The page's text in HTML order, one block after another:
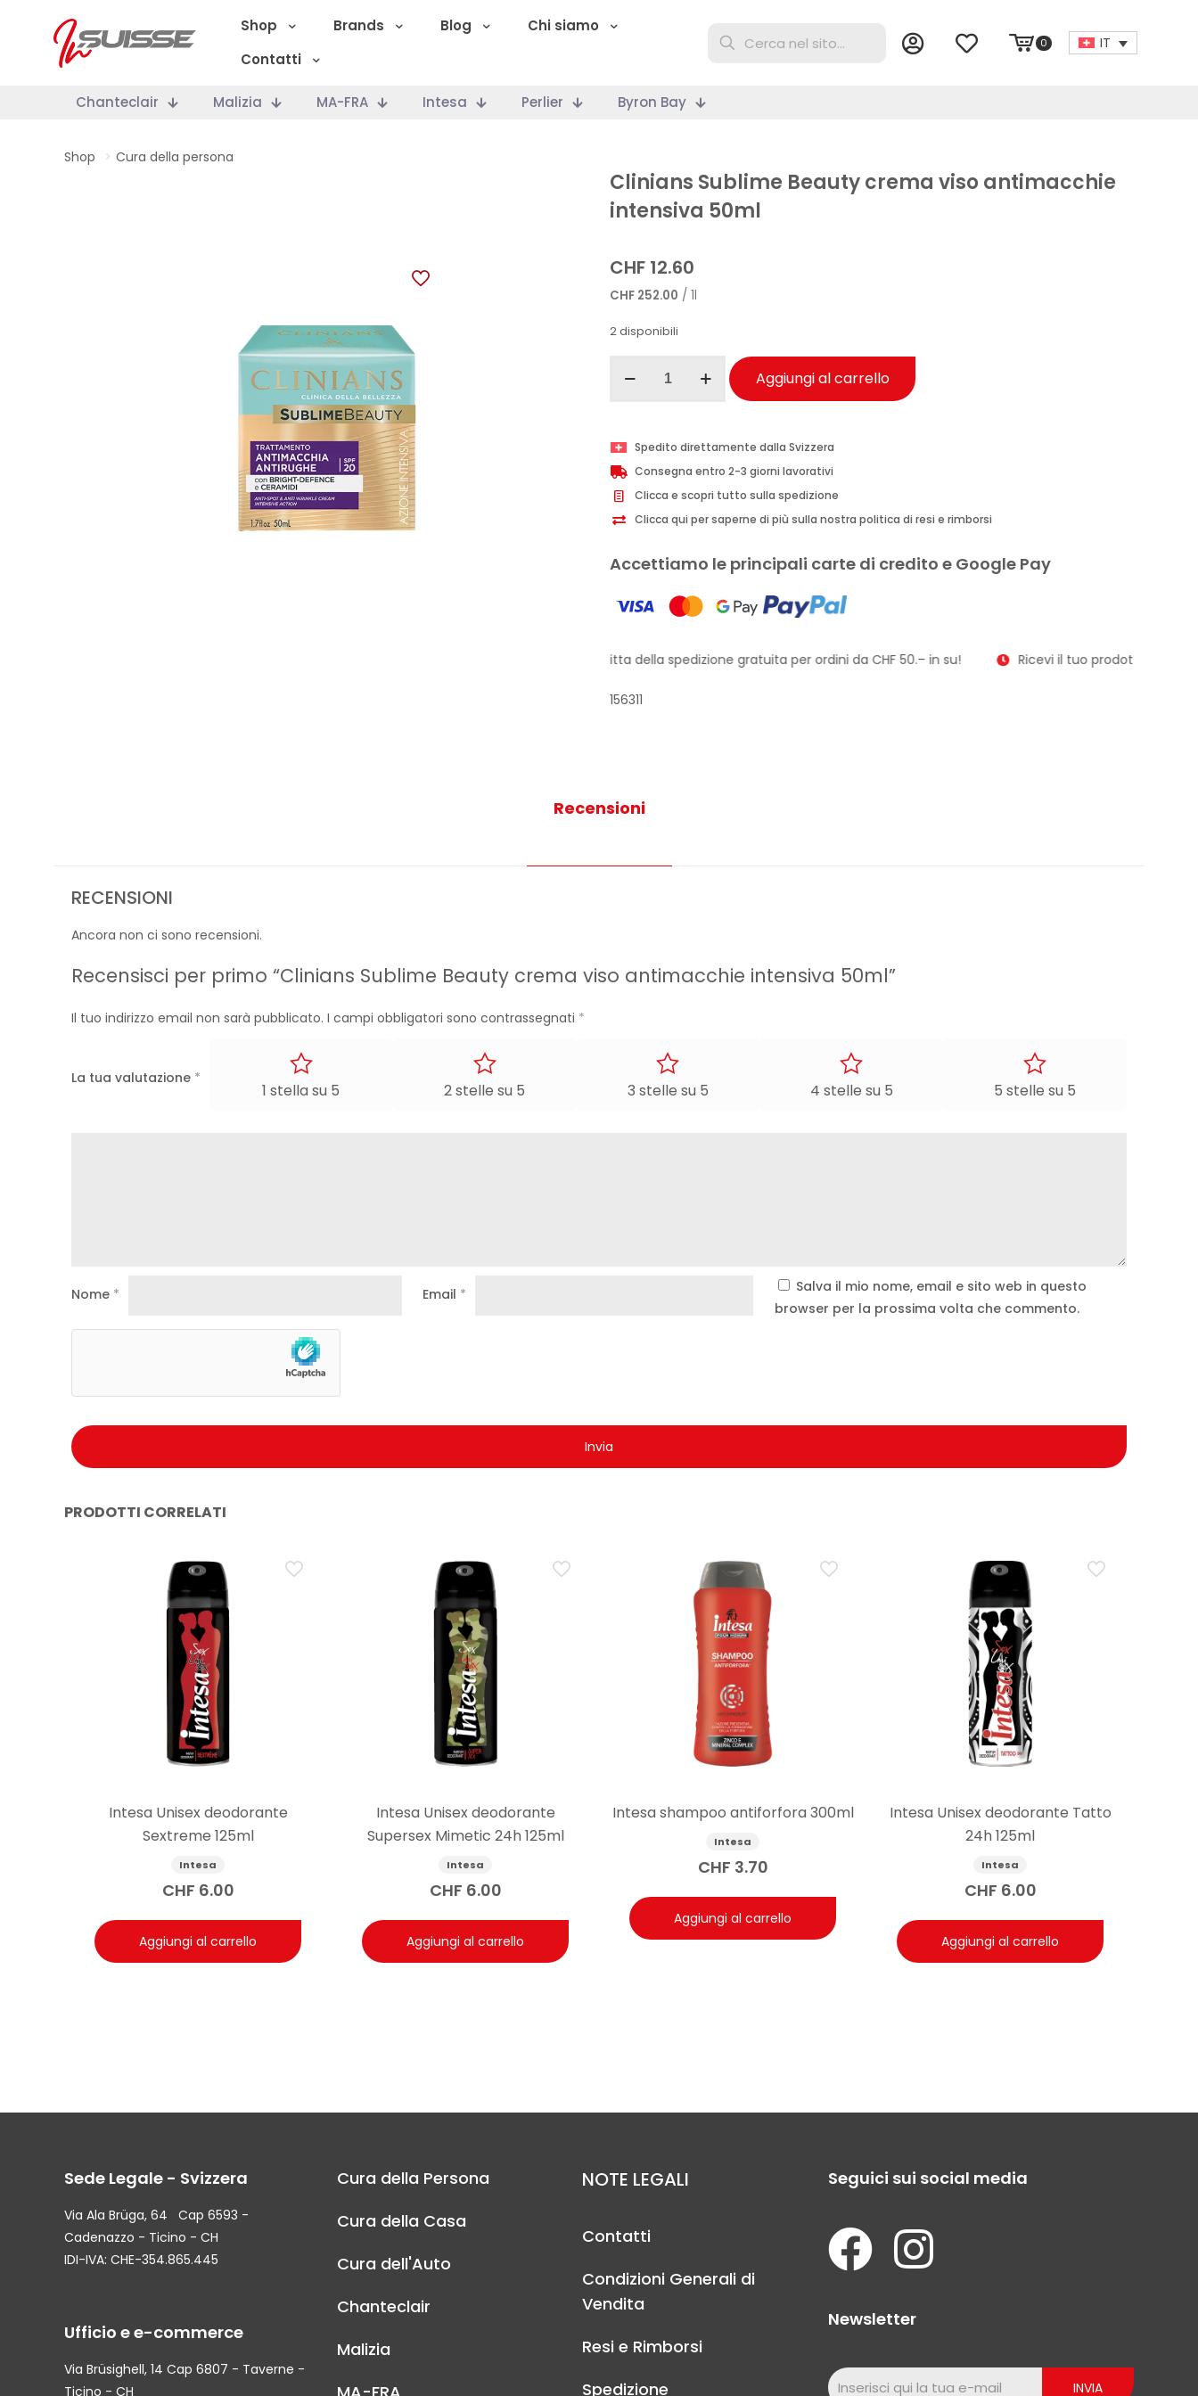
Shop Brands Blog
Chi siamo
Contatti
0 IT
Chanteclair Malizia MA-FRA Intesa Perlier Byron Bay
Shop > Cura della persona
Clinians Sublime Beauty crema viso antimacchie
intensiva 50ml
CHF 12.60
CHF 252.00 / 1l
2 disponibili
viso
antimacchie
intensiva
50ml
Aggiungi al carrello
Spedito direttamente dalla Svizzera
Consegna entro 2-3 giorni lavorativi
Clicca e scopri tutto sulla spedizione
Clicca qui per saperne di più sulla nostra politica di resi e rimborsi
Accettiamo le principali carte di credito e Google Pay
Approfitta della spedizione gratuita per ordini da CHF 50.– in su! Ricevi il tuo prodotto in soli
156311
Recensioni
RECENSIONI
Ancora non ci sono recensioni.
Recensisci per primo “Clinians Sublime Beauty crema viso antimacchie intensiva 50ml”
Il tuo indirizzo email non sarà pubblicato. I campi obbligatori sono contrassegnati *
La tua valutazione *
1 stella su 5 2 stelle su 5 3 stelle su 5 4 stelle su 5 5 stelle su 5
Nome * Email *
Salva il mio nome, email e sito web in questo
browser per la prossima volta che commento.
PRODOTTI CORRELATI
Intesa Unisex deodorante
Sextreme 125ml
Intesa
CHF 6.00
Aggiungi al carrello
Intesa Unisex deodorante
Supersex Mimetic 24h 125ml
Intesa
CHF 6.00
Aggiungi al carrello
Intesa shampoo antiforfora 300ml
Intesa
CHF 3.70
Aggiungi al carrello
Intesa Unisex deodorante Tatto
24h 125ml
Intesa
CHF 6.00
Aggiungi al carrello
Sede Legale - Svizzera
Via Ala Brüga, 64 Cap 6593 -
Cadenazzo - Ticino - CH
IDI-IVA: CHE-354.865.445
Ufficio e e-commerce
Via Brüsighell, 14 Cap 6807 - Taverne -
Ticino - CH
Cura della Persona
Cura della Casa
Cura dell'Auto
Chanteclair
Malizia
NOTE LEGALI
Contatti
Condizioni Generali di
Vendita
Resi e Rimborsi
Spedizione
Seguici sui social media
Newsletter